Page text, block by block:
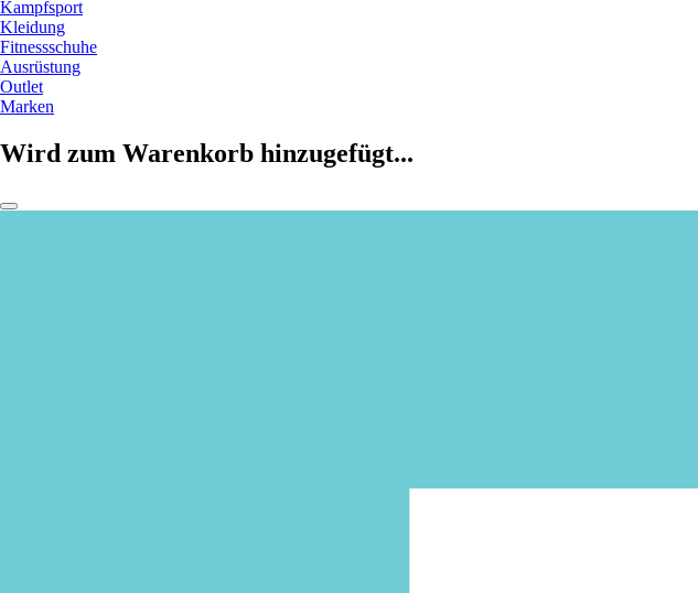
Kampfsport
Kleidung
Fitnessschuhe
Ausrüstung
Outlet
Marken
Wird zum Warenkorb hinzugefügt...